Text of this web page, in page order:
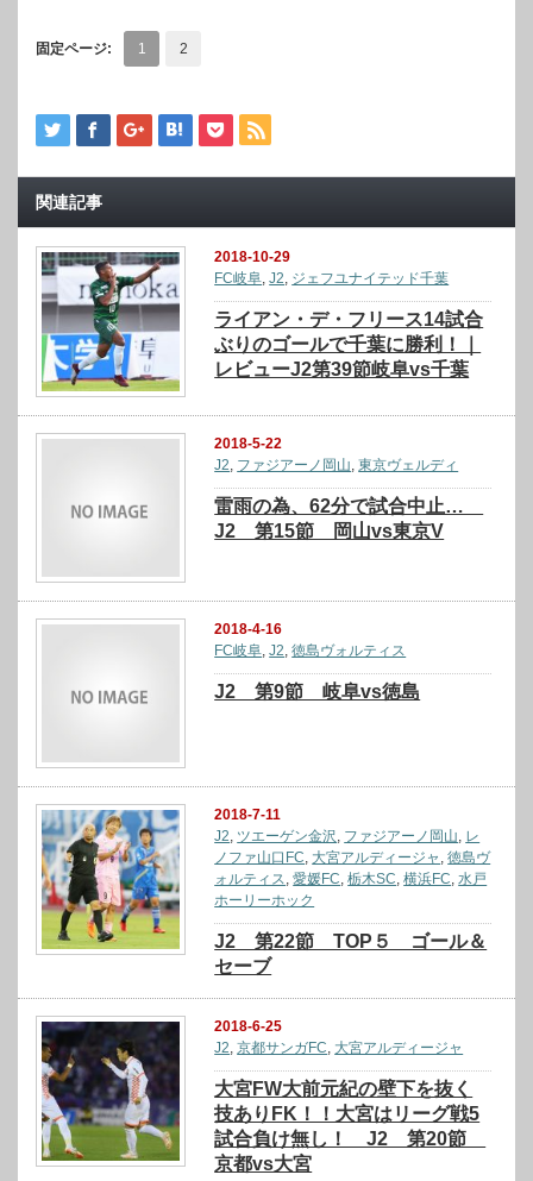
固定ページ: 1 2
関連記事
2018-10-29
FC岐阜,J2, ジェフユナイテッド千葉
ライアン・デ・フリース14試合
ぶりのゴールで千葉に勝利！｜
レビューJ2第39節岐阜vs千葉
2018-5-22
J2 ファジアーノ岡山 ,東京ヴェルディ
雷雨の為、62分で試合中止…
J2 第15節 岡山vs東京V
2018-4-16
FC岐阜,J2,徳島ヴォルティス
J2 第9節 岐阜vs徳島
2018-7-11
J2, ツエーゲン金沢, ファジアーノ岡山, レ
ノファ山口FC, 大宮アルディージャ ,徳島ヴ
ォルティス,愛媛FC,栃木SC,横浜FC,水戸
ホーリーホック
J2 第22節 TOP５ ゴール＆
セーブ
2018-6-25
J2,京都サンガFC, 大宮アルディージャ
大宮FW大前元紀の壁下を抜く
技ありFK！！大宮はリーグ戦5
試合負け無し！ J2 第20節
京都vs大宮